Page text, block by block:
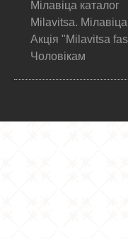
Мілавіца каталог
Milavitsa.
Акція "Milavitsa
Чоловікам